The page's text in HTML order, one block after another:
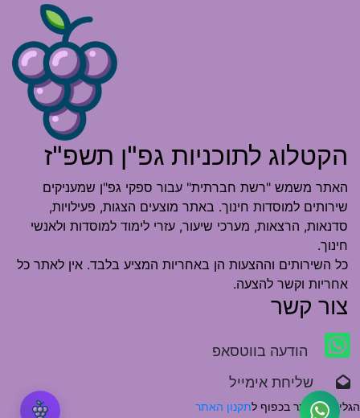
הקטלוג לתוכניות גפ"ן תשפ"ז
האתר משמש "רשת חברתית" עבור ספקי גפ"ן שמעניקים
שירותים למוסדות חינוך. באתר מוצעים הצגות, פעילויות,
סדנאות, הרצאות, מערכי שיעור, עזרי לימוד למוסדות ולאנשי
חינוך.
כל השירותים וההצעות הן באחריות המציע בלבד. אין לאתר כל
אחריות וקשר להצעה.
צור קשר
הודעה בווטסאפ
שליחת אימייל
הגלישה באתר בכפוף לתקנון האתר